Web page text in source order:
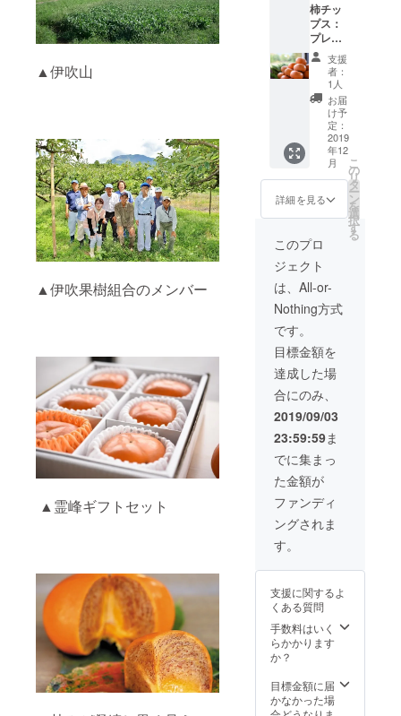
▲伊吹山
▲伊吹果樹組合のメンバー
▲霊峰ギフトセット
柿チッ
プス：
プレー
ン、ソ
ルト、
チョコ
各2袋
（計6
袋） 内
容量：1
袋あた
り約40g
賞味期
限：製
造日か
ら180日
支援
者：
1人
お届
け予
定：
2019
年12
月
詳細を見る
こ
の
リ
タ
ー
ン
を
選
択
す
る
このプロ
ジェクト
は、All-or-
Nothing方式
です。
目標金額を
達成した場
合にのみ、
2019/09/03
23:59:59ま
でに集まっ
た金額が
ファンディ
ングされま
す。
支援に関するよ
くある質問
手数料はいく
らかかります
か？
目標金額に届
かなかった場